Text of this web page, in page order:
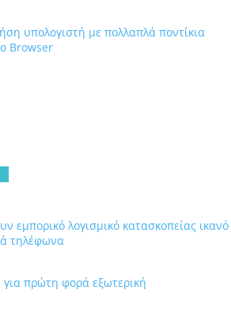
υπολογιστή με πολλαπλά ποντίκια
Browser
εμπορικό λογισμικό κατασκοπείας ικανό
τηλέφωνα
πρώτη φορά εξωτερική